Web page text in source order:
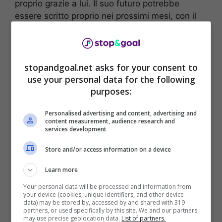
proprio grazie a lui. Il suo futuro potrebbe
essere scritto proprio nei prossimi mesi, con il
migliori coach al mondo.
La Juventus è stata vicina a Guardiola. Il
tecnico catalano è sempre piaciuto alla
dirigenza che avrebbe voluto cambiare
stopandgoal.net asks for your consent to
use your personal data for the following
purposes:
Personalised advertising and content, advertising and
content measurement, audience research and
services development
Store and/or access information on a device
Learn more
Your personal data will be processed and information from
your device (cookies, unique identifiers, and other device
data) may be stored by, accessed by and shared with 319
partners, or used specifically by this site. We and our partners
may use precise geolocation data. List of partners.